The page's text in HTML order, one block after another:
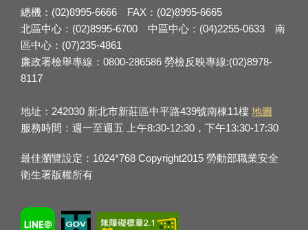
總機：(02)8995-6666 FAX：(02)8995-6665
北區中心：(02)8995-6700 中區中心：(04)2255-0633 南
區中心：(07)235-4861
廉政署檢舉專線：0800-286586 勞檢反映專線:(02)8978-
8117
地址：242030 新北市新莊區中平路439號南棟11樓 地圖
服務時間：週一至週五 上午8:30-12:30，下午13:30-17:30
最佳瀏覽設定：1024*768 Copyright2015 勞動部職業安全
衛生署版權所有